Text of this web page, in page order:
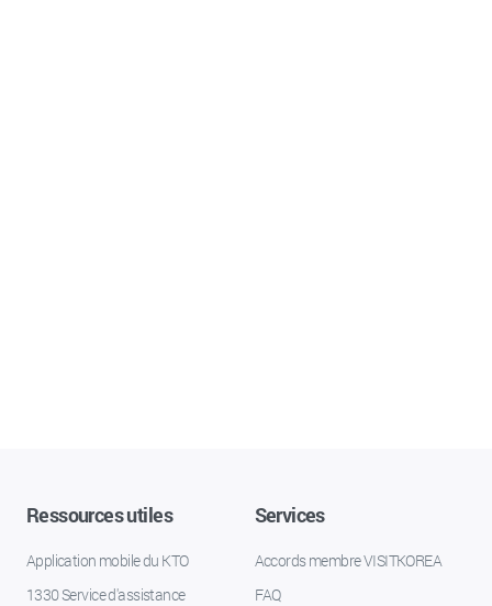
Ressources utiles
Application mobile du KTO
1330 Service d'assistance
Services
Accords membre VISITKOREA
FAQ